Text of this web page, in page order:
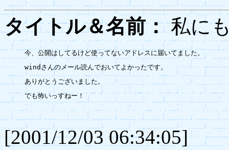
タイトル＆名前：私に
今、公開はしてるけど使ってないアドレスに届いてました。
windさんのメール読んでおいてよかったです。
ありがとうございました。
でも怖いっすねー！
[2001/12/03 06:34:05]